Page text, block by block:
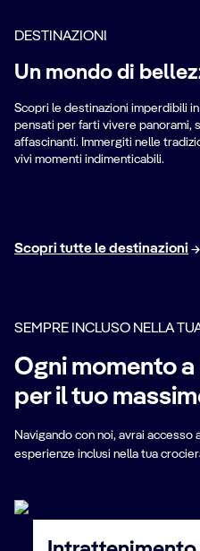
DESTINAZIONI
Un mondo di
Scopri le destinazioni imperdibili
pensati per farti vivere panorami,
affascinanti. Immergiti nelle
vivi momenti indimenticabili.
Orientale
Città storiche, isole
deliziosa.
Scopri tutte le destinazioni
SEMPRE INCLUSO NELLA
Ogni momento
per il tuo
Navigando con noi, avrai accesso
esperienze inclusi nella tua